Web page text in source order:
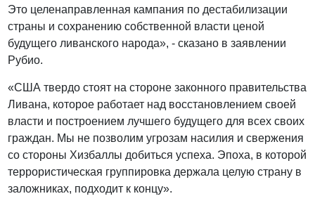
Это целенаправленная кампания по дестабилизации
страны и сохранению собственной власти ценой
будущего ливанского народа», - сказано в заявлении
Рубио.
«США твердо стоят на стороне законного правительства
Ливана, которое работает над восстановлением своей
власти и построением лучшего будущего для всех своих
граждан. Мы не позволим угрозам насилия и свержения
со стороны Хизбаллы добиться успеха. Эпоха, в которой
террористическая группировка держала целую страну в
заложниках, подходит к концу».